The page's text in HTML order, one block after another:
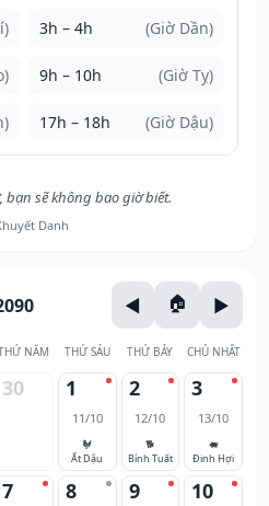
3h – 4h (Giờ Dần)
9h – 10h (Giờ Tỵ)
17h – 18h (Giờ Dậu)
sẽ không bao giờ biết.
Danh
NĂM THỨ SÁU THỨ BẢY CHỦ NHẬT
30 1
11/10
🐓
Ất Dậu
2
12/10
🐕
Bính Tuất
3
13/10
🐖
Đinh Hợi
7 8 9 10